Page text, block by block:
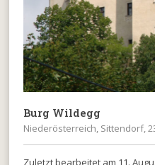
Burg Wildegg
Niederösterreich, Sittendorf,
Zuletzt bearbeitet am 11.